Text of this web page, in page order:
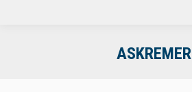
ASKREMER